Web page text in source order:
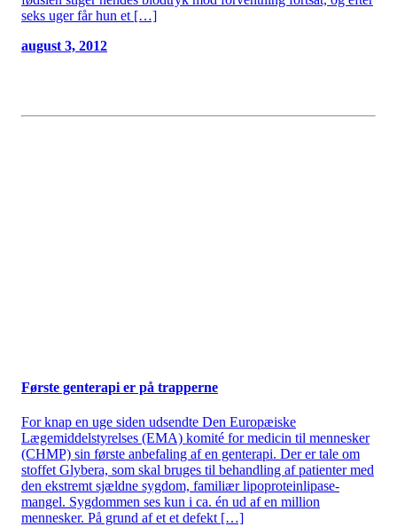
seks uger får hun et […]
august 3, 2012
Første genterapi er på trapperne
For knap en uge siden udsendte Den Europæiske
Lægemiddelstyrelses (EMA) komité for medicin til mennesker
(CHMP) sin første anbefaling af en genterapi. Der er tale om
stoffet Glybera, som skal bruges til behandling af patienter med
den ekstremt sjældne sygdom, familiær lipoproteinlipase-
mangel. Sygdommen ses kun i ca. én ud af en million
mennesker. På grund af et et defekt […]